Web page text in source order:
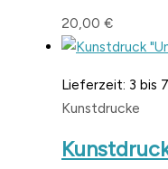
20,00 €
Lieferzeit: 3 bis
Kunstdrucke